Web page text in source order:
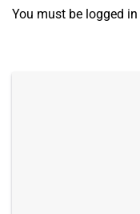
You must be logged in